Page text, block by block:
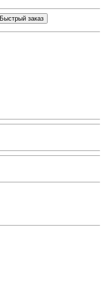
Быстрый заказ